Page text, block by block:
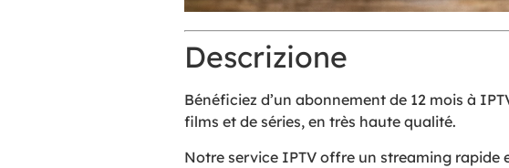
Descrizione
Bénéficiez d’un abonnement de 12 mois à
films et de séries, en très haute qualité.
Notre service IPTV offre un streaming rapide